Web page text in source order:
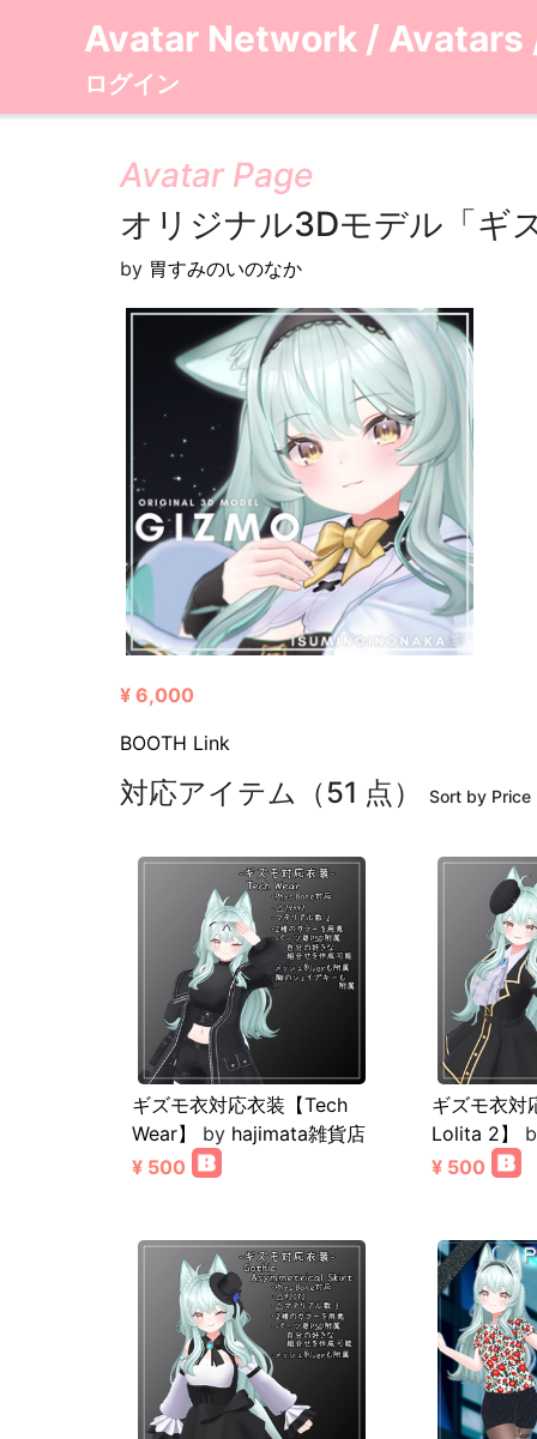
Avatar Network / Avatars
ログイン
Avatar Page
オリジナル3Dモデル「ギ
by 胃すみのいのなか
¥ 6,000
BOOTH Link
対応アイテム（51 点） Sort by Price
ギズモ衣対応衣装【Tech
Wear】
by hajimata雑貨店
¥ 500
ギズモ衣対
Lolita 2】
¥ 500